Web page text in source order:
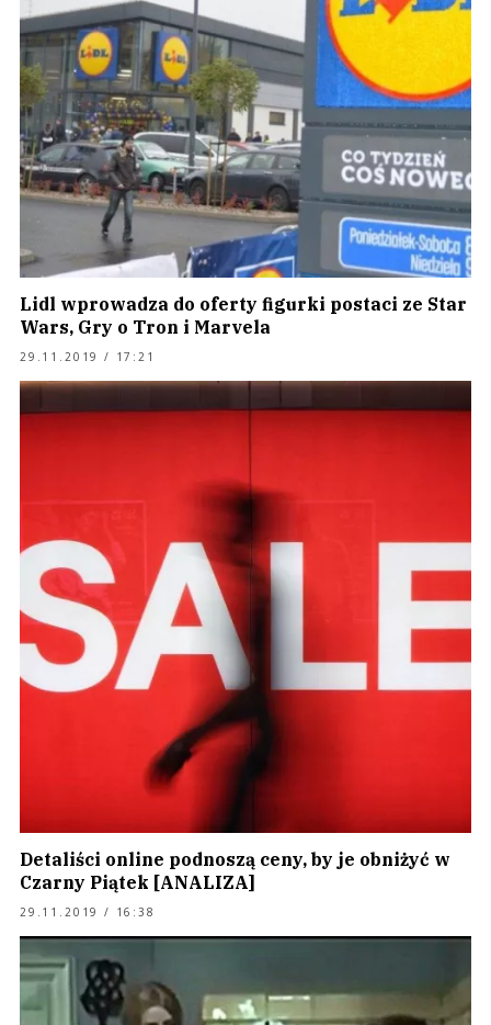
Lidl wprowadza do oferty figurki postaci ze Star
Wars, Gry o Tron i Marvela
29.11.2019 / 17:21
Detaliści online podnoszą ceny, by je obniżyć w
Czarny Piątek [ANALIZA]
29.11.2019 / 16:38